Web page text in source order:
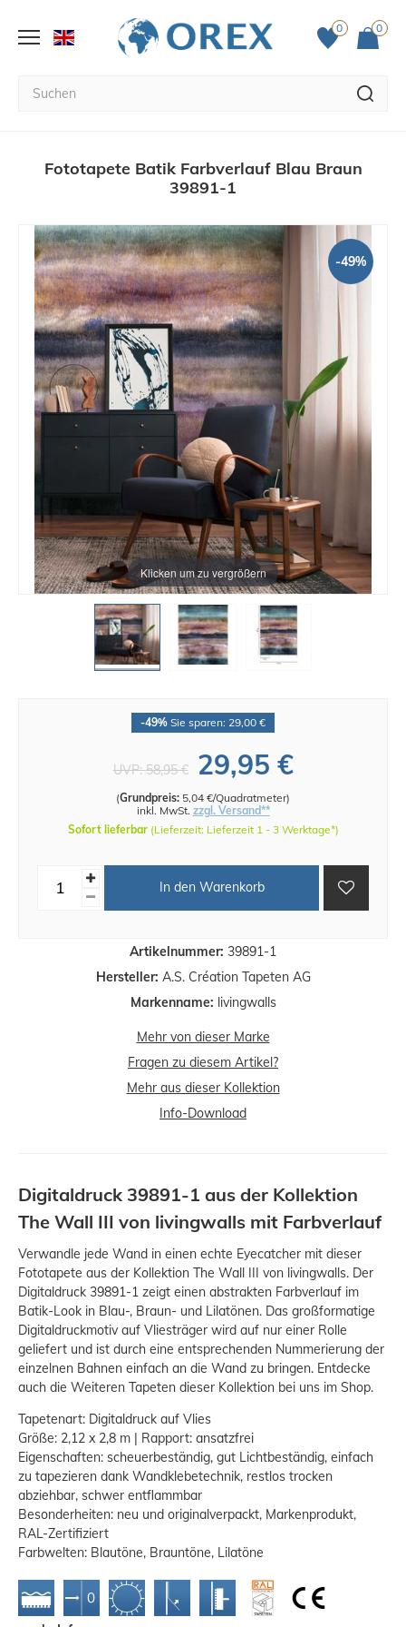
0 0
Fototapete Batik Farbverlauf Blau Braun
39891-1
Klicken um zu vergrößern
-49%
Artikelnummer: 39891-1
Hersteller: A.S. Création Tapeten AG
Markenname: livingwalls
-49% Sie sparen: 29,00 €
UVP:58,95 € 29,95 €
(Grundpreis: 5,04 €/Quadratmeter)
inkl. MwSt. zzgl. Versand**
Sofort lieferbar (Lieferzeit: Lieferzeit 1 - 3 Werktage*)
In den Warenkorb
Mehr von dieser Marke
Fragen zu diesem Artikel?
Mehr aus dieser Kollektion
Info-Download
Digitaldruck 39891-1 aus der Kollektion
The Wall III von livingwalls mit Farbverlauf
Verwandle jede Wand in einen echte Eyecatcher mit dieser
Fototapete aus der Kollektion The Wall III von livingwalls. Der
Digitaldruck 39891-1 zeigt einen abstrakten Farbverlauf im
Batik-Look in Blau-, Braun- und Lilatönen. Das großformatige
Digitaldruckmotiv auf Vliesträger wird auf nur einer Rolle
geliefert und ist durch eine entsprechenden Nummerierung der
einzelnen Bahnen einfach an die Wand zu bringen. Entdecke
auch die Weiteren Tapeten dieser Kollektion bei uns im Shop.
Tapetenart: Digitaldruck auf Vlies
Größe: 2,12 x 2,8 m | Rapport: ansatzfrei
Eigenschaften: scheuerbeständig, gut Lichtbeständig, einfach
zu tapezieren dank Wandklebetechnik, restlos trocken
abziehbar, schwer entflammbar
Besonderheiten: neu und originalverpackt, Markenprodukt,
RAL-Zertifiziert
Farbwelten: Blautöne, Brauntöne, Lilatöne